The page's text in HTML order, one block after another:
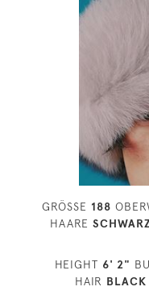
GRÖSSE 188
HAARE
HEIGHT 6' 2"
HAIR BLACK